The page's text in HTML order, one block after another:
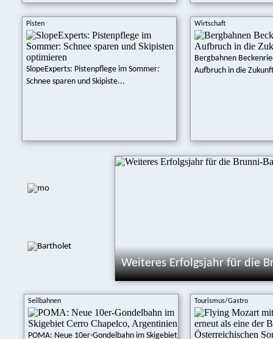
Pisten
SlopeExperts: Pistenpflege im Sommer:
Schnee sparen und Skipiste...
Wirtschaft
Bergbahnen
Aufbruch in die
Weiteres Erfolgsjahr für die
Seilbahnen
POMA: Neue 10er-Gondelbahn im Skigebiet
Tourismus/Gastro